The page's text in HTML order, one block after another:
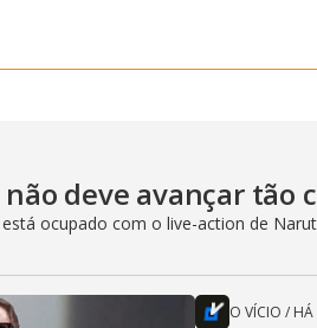
deve avançar tão
ocupado com o live-action de
O VÍCIO /